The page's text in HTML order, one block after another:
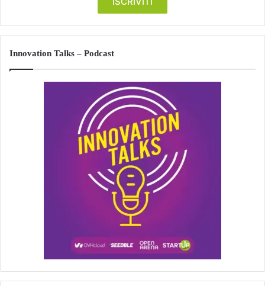
Innovation Talks – Podcast